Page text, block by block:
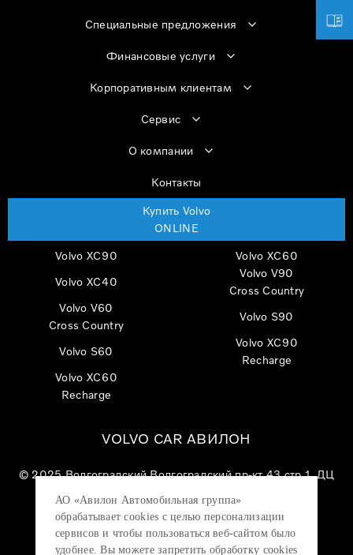
АО «Авилон Автомобильная группа»
обрабатывает cookies с целью персонализации
сервисов и чтобы пользоваться веб-сайтом было
удобнее. Вы можете запретить обработку сookies
Специальные предложения
Финансовые услуги
Корпоративным клиентам
Сервис
О компании
Контакты
Купить Volvo
ONLINE
Volvo XC90
Volvo XC60
Volvo XC40
Volvo V90
Cross Country
Volvo V60
Cross Country
Volvo S90
Volvo S60
Volvo XC90
Recharge
Volvo XC60
Recharge
VOLVO CAR АВИЛОН
© 2025Волгоградский Волгоградский пр-кт 43 стр 1, ДЦ
АО «Авилон АГ», ОГРН 1027700000151, ИНН
7705133757.